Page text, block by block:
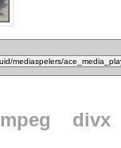
mpeg divx